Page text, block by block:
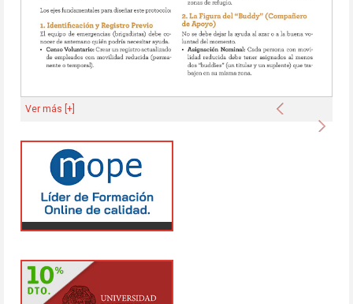
Anterior
Ver más [+]